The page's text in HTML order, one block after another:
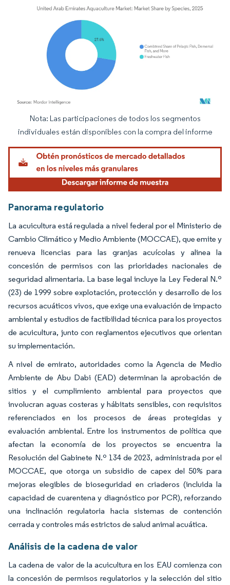
Imagen © Mordor Intelligence. El uso requiere atribución según CC BY 4.0.
Nota: Las participaciones de todos los segmentos
individuales están disponibles con la compra del informe
Panorama regulatorio
La acuicultura está regulada a nivel federal por el Ministerio de
Cambio Climático y Medio Ambiente (MOCCAE), que emite y
renueva licencias para las granjas acuícolas y alinea la
concesión de permisos con las prioridades nacionales de
seguridad alimentaria. La base legal incluye la Ley Federal N.º
(23) de 1999 sobre explotación, protección y desarrollo de los
recursos acuáticos vivos, que exige una evaluación de impacto
ambiental y estudios de factibilidad técnica para los proyectos
de acuicultura, junto con reglamentos ejecutivos que orientan
su implementación.
A nivel de emirato, autoridades como la Agencia de Medio
Ambiente de Abu Dabi (EAD) determinan la aprobación de
sitios y el cumplimiento ambiental para proyectos que
involucran aguas costeras y hábitats sensibles, con requisitos
referenciados en los procesos de áreas protegidas y
evaluación ambiental. Entre los instrumentos de política que
afectan la economía de los proyectos se encuentra la
Resolución del Gabinete N.º 134 de 2023, administrada por el
MOCCAE, que otorga un subsidio de capex del 50% para
mejoras elegibles de bioseguridad en criaderos (incluida la
capacidad de cuarentena y diagnóstico por PCR), reforzando
una inclinación regulatoria hacia sistemas de contención
cerrada y controles más estrictos de salud animal acuática.
Análisis de la cadena de valor
La cadena de valor de la acuicultura en los EAU comienza con
la concesión de permisos regulatorios y la selección del sitio